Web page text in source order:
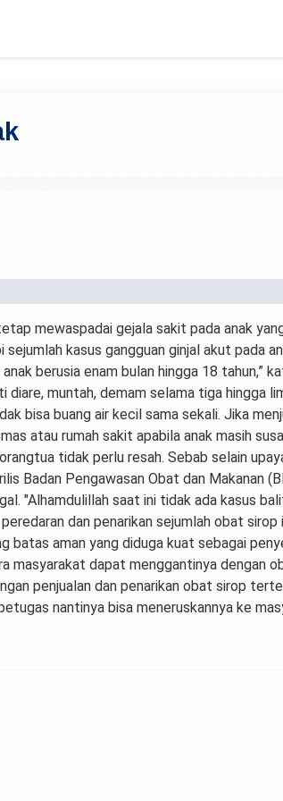
mewaspadai gejala sakit pada anak
kasus gangguan ginjal akut pada
berusia enam bulan hingga 18 tahun,”
muntah, demam selama tiga hingga
bisa buang air kecil sama sekali. Jika
atau rumah sakit apabila anak masih
tidak perlu resah. Sebab selain
Badan Pengawasan Obat dan Makanan
"Alhamdulillah saat ini tidak ada kasus
dan penarikan sejumlah obat sirop
batas aman yang diduga kuat sebagai
masyarakat dapat menggantinya dengan
penjualan dan penarikan obat sirop
nantinya bisa meneruskannya ke